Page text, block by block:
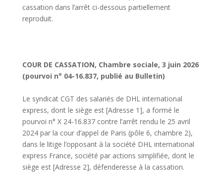
cassation dans l’arrêt ci-dessous partiellement
reproduit.
COUR DE CASSATION, Chambre sociale, 3 juin 2026
(pourvoi n° 04-16.837, publié au Bulletin)
Le syndicat CGT des salariés de DHL international
express, dont le siège est [Adresse 1], a formé le
pourvoi n° X 24-16.837 contre l’arrêt rendu le 25 avril
2024 par la cour d’appel de Paris (pôle 6, chambre 2),
dans le litige l’opposant à la société DHL international
express France, société par actions simplifiée, dont le
siège est [Adresse 2], défenderesse à la cassation.